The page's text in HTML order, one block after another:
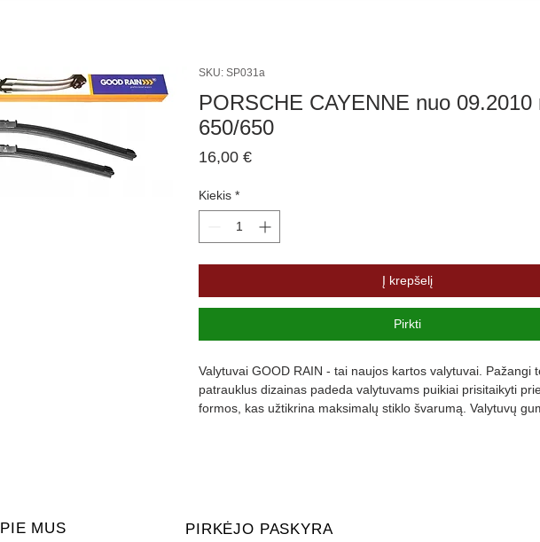
SKU: SP031a
PORSCHE CAYENNE nuo 09.2010
650/650
16,00 €Price
Kiekis *
Į krepšelį
Pirkti
Valytuvai GOOD RAIN - tai naujos kartos valytuvai. Pažangi
patrauklus dizainas padeda valytuvams puikiai prisitaikyti
formos, kas užtikrina maksimalų stiklo švarumą. Valytuvų
MUS PIRKĖJO PASKYRA